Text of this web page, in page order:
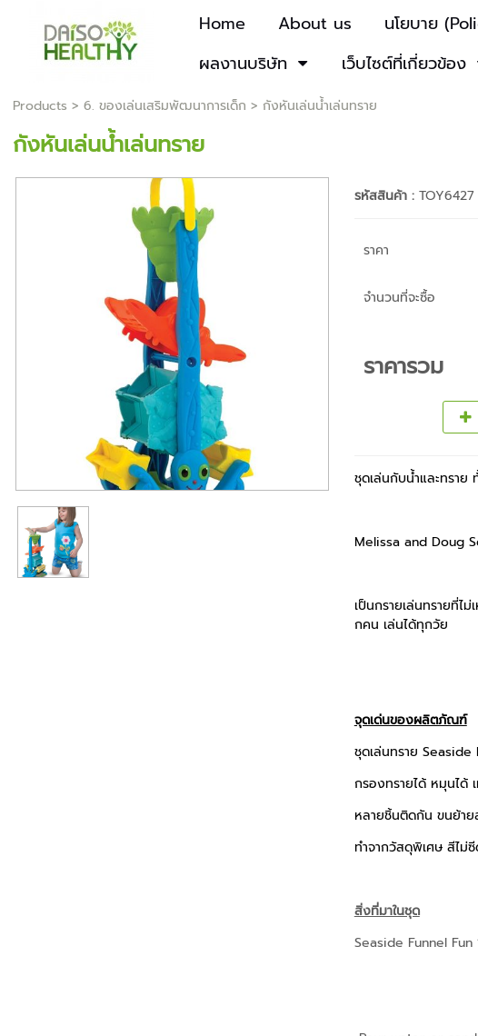
Home About us นโยบาย
ผลงานบริษัท
เว็บไซต์ที่เกี่ยวข้อง
Products > 6. ของเล่นเสริมพัฒนาการเด็ก > กังหันเล่นน้ำเล่นทราย
กังหันเล่นน้ำเล่นทราย
รหัสสินค้า : TOY6427
ราคา
จำนวนที่จะซื้อ
ราคารวม
ชุดเล่นกับน้ำและทรา
Melissa and Doug
เป็นกรายเล่นทรายที่ไ
กคน เล่นได้ทุกวัย
จุดเด่นของผลิตภัณฑ์
ชุดเล่นทราย Seaside
กรองทรายได้ หมุนได้
หลายชิ้นติดกัน ขนย้าย
ทำจากวัสดุพิเศษ สีไม่
สิ่งที่มาในชุด
Seaside Funnel Fun